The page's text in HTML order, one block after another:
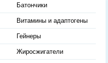
Батончики
Витамины и адаптогены
Гейнеры
Жиросжигатели